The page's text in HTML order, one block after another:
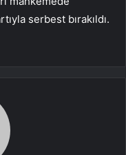
serbest bırakıldı.